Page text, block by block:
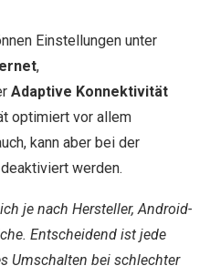
Einstellungen unter
,
Adaptive Konnektivität
optimiert vor allem
kann aber bei der
werden.
je nach Hersteller, Android-
Entscheidend ist jede
Umschalten bei schlechter